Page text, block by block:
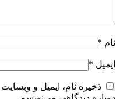
نام *
ایمیل *
ذخیره نام، ایمیل و